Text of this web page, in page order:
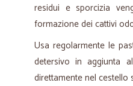
residui e sporcizia
formazione dei cattivi
Usa regolarmente le
detersivo in aggiunta
direttamente nel cestello